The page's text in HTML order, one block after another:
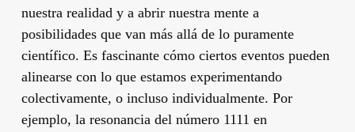
nuestra realidad y a abrir nuestra mente a
posibilidades que van más allá de lo puramente
científico. Es fascinante cómo ciertos eventos pueden
alinearse con lo que estamos experimentando
colectivamente, o incluso individualmente. Por
ejemplo, la resonancia del número 1111 en